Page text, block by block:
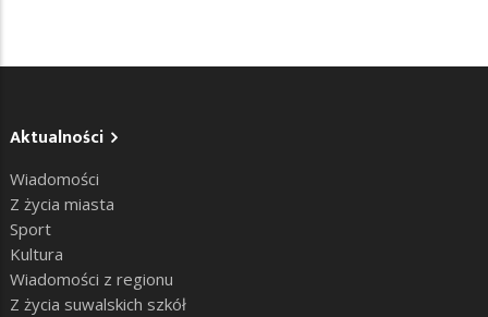
Aktualności
Wiadomości
Z życia miasta
Sport
Kultura
Wiadomości z regionu
Z życia suwalskich szkół